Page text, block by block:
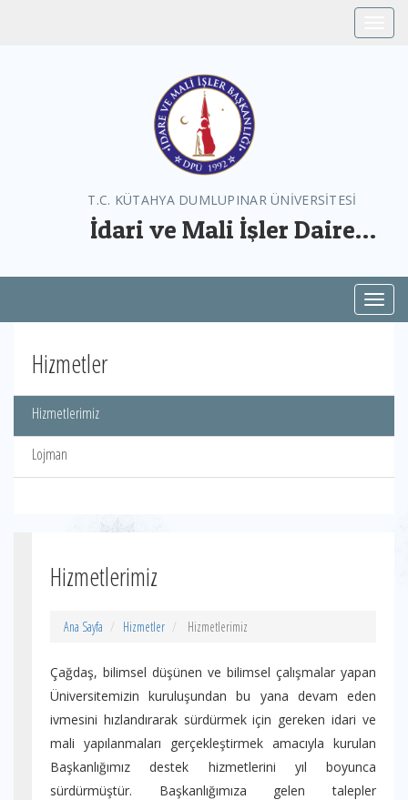
T.C. KÜTAHYA DUMLUPINAR ÜNİVERSİTESİ
İdari ve Mali İşler Daire
Hizmetler
Hizmetlerimiz
Lojman
Hizmetlerimiz
Ana Sayfa Hizmetler Hizmetlerimiz
Çağdaş, bilimsel düşünen ve bilimsel çalışmalar yapan
Üniversitemizin kuruluşundan bu yana devam eden
ivmesini hızlandırarak sürdürmek için gereken idari ve
mali yapılanmaları gerçekleştirmek amacıyla kurulan
Başkanlığımız destek hizmetlerini yıl boyunca
sürdürmüştür. Başkanlığımıza gelen talepler